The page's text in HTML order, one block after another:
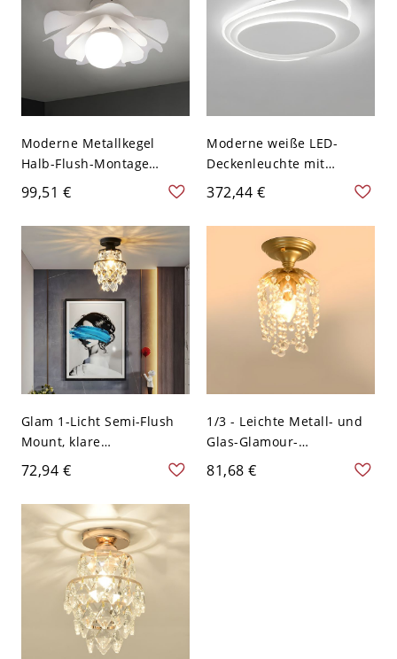
Moderne Metallkegel
Halb-Flush-Montage
Deckenleuchte für
zeitgenössische
Wohnkultur - 110V-120V
41,91 cm
99,51 €
Moderne weiße LED-
Deckenleuchte mit
Acrylschirm für den
Wohnbereich - 110V-120V
40,64 cm Weißlicht
372,44 €
Glam 1-Licht Semi-Flush
Mount, klare
Glasabdeckung Semi-
Flush in Schwarz und
Gold - Schwarz 110V-120V
Konisch
72,94 €
1/3 - Leichte Metall- und
Glas-Glamour-
Deckenleuchte in Gold
und Schwarz - 110V-120V
81,68 €